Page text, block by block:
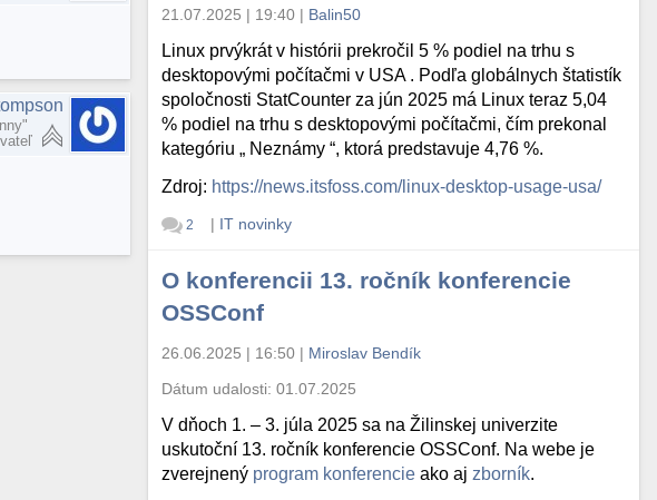
21.07.2025 | 19:40 | Balin50
Linux prvýkrát v histórii prekročil 5 % podiel na trhu s
desktopovými počítačmi v USA . Podľa globálnych štatistík
spoločnosti StatCounter za jún 2025 má Linux teraz 5,04
% podiel na trhu s desktopovými počítačmi, čím prekonal
kategóriu „ Neznámy “, ktorá predstavuje 4,76 %.
Zdroj: https://news.itsfoss.com/linux-desktop-usage-usa/
2 | IT novinky
O konferencii 13. ročník konferencie
OSSConf
26.06.2025 | 16:50 | Miroslav Bendík
Dátum udalosti:01.07.2025
V dňoch 1. – 3. júla 2025 sa na Žilinskej univerzite
uskutoční 13. ročník konferencie OSSConf. Na webe je
zverejnený program konferencie ako aj zborník.